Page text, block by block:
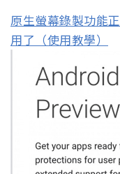
原生螢幕錄製功能
用了（使用教學）